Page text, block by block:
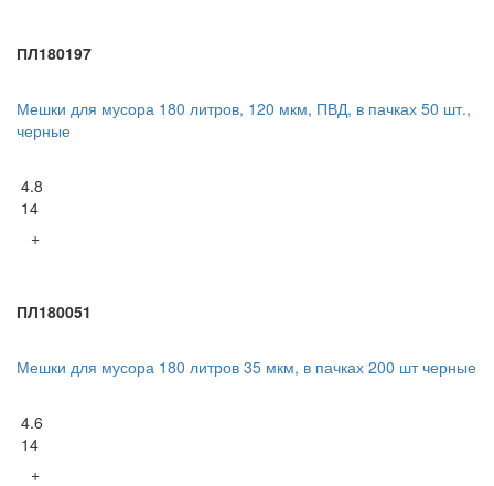
ПЛ180197
Мешки для мусора 180 литров, 120 мкм, ПВД, в пачках 50 шт.,
черные
4.8
14
+
ПЛ180051
Мешки для мусора 180 литров 35 мкм, в пачках 200 шт черные
4.6
14
+